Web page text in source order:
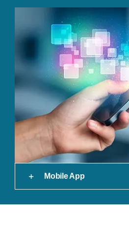
Mobile App